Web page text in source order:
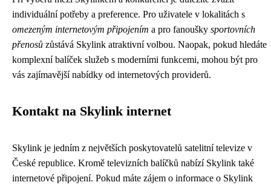
individuální potřeby a preference. Pro uživatele v lokalitách s
omezeným internetovým připojením a pro fanoušky sportovních
přenosů zůstává Skylink atraktivní volbou. Naopak, pokud hledáte
komplexní balíček služeb s moderními funkcemi, mohou být pro
vás zajímavější nabídky od internetových providerů.
Kontakt na Skylink internet
Skylink je jedním z největších poskytovatelů satelitní televize v
České republice. Kromě televizních balíčků nabízí Skylink také
internetové připojení. Pokud máte zájem o informace o Skylink